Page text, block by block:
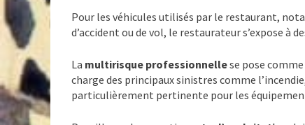
Pour les véhicules utilisés par le restaurant,
d’accident ou de vol, le restaurateur s’expose à
La multirisque professionnellese pose
charge des principaux sinistres comme
particulièrement pertinente pour les